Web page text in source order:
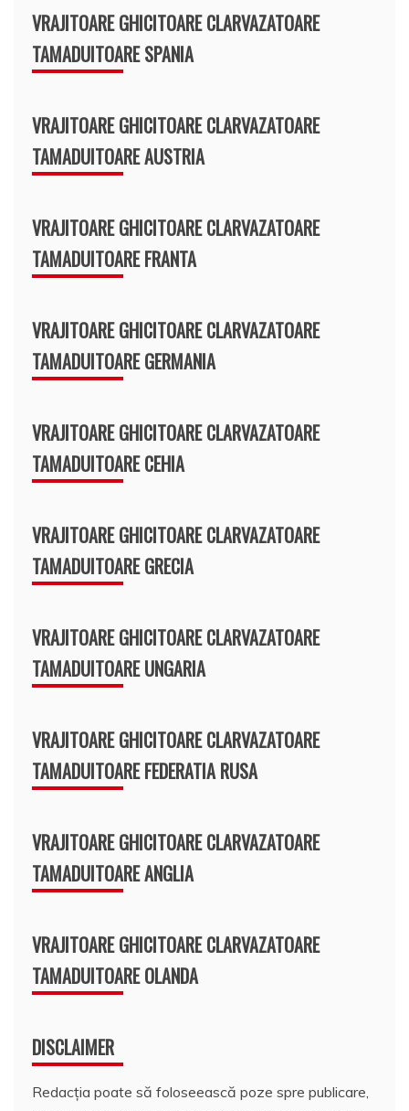
VRAJITOARE GHICITOARE CLARVAZATOARE
TAMADUITOARE SPANIA
VRAJITOARE GHICITOARE CLARVAZATOARE
TAMADUITOARE AUSTRIA
VRAJITOARE GHICITOARE CLARVAZATOARE
TAMADUITOARE FRANTA
VRAJITOARE GHICITOARE CLARVAZATOARE
TAMADUITOARE GERMANIA
VRAJITOARE GHICITOARE CLARVAZATOARE
TAMADUITOARE CEHIA
VRAJITOARE GHICITOARE CLARVAZATOARE
TAMADUITOARE GRECIA
VRAJITOARE GHICITOARE CLARVAZATOARE
TAMADUITOARE UNGARIA
VRAJITOARE GHICITOARE CLARVAZATOARE
TAMADUITOARE FEDERATIA RUSA
VRAJITOARE GHICITOARE CLARVAZATOARE
TAMADUITOARE ANGLIA
VRAJITOARE GHICITOARE CLARVAZATOARE
TAMADUITOARE OLANDA
DISCLAIMER
Redacția poate să foloseească poze spre publicare,